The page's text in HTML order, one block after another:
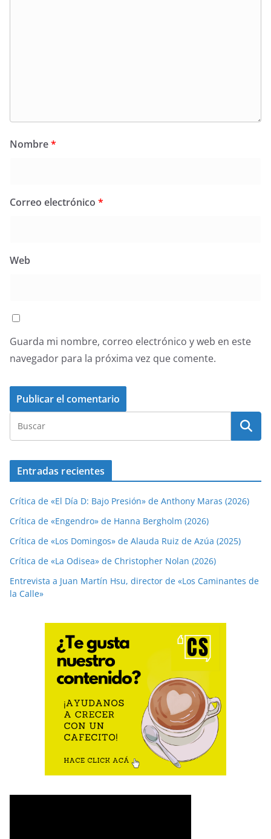
Nombre*
Correo electrónico *
Web
Guarda mi nombre, correo electrónico y web en este
navegador para la próxima vez que comente.
Entradas recientes
Crítica de «El Día D: Bajo Presión» de Anthony Maras (2026)
Crítica de «Engendro» de Hanna Bergholm (2026)
Crítica de «Los Domingos» de Alauda Ruiz de Azúa (2025)
Crítica de «La Odisea» de Christopher Nolan (2026)
Entrevista a Juan Martín Hsu, director de «Los Caminantes de
la Calle»